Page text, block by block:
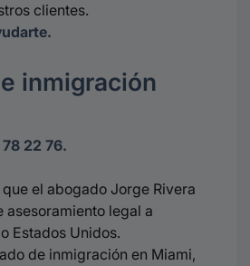
clientes.
inmigración
22 76.
el abogado Jorge Rivera
legal a
Estados Unidos.
de inmigración en Miami,